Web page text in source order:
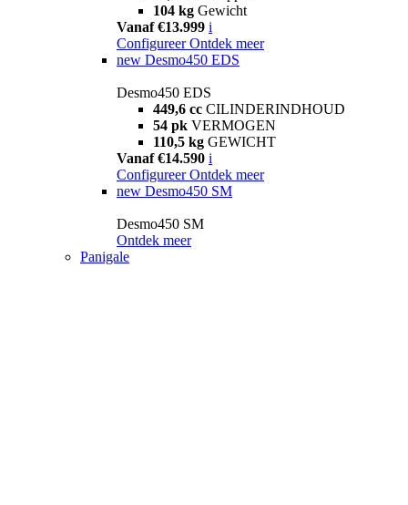
104 kg Gewicht
Vanaf €13.999 i
Configureer Ontdek meer
new Desmo450 EDS
Desmo450 EDS
449,6 cc CILINDERINDHOUD
54 pk VERMOGEN
110,5 kg GEWICHT
Vanaf €14.590 i
Configureer Ontdek meer
new Desmo450 SM
Desmo450 SM
Ontdek meer
Panigale